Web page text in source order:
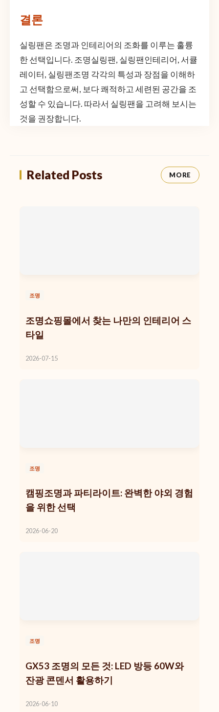
결론
실링팬은 조명과 인테리어의 조화를 이루는 훌륭
한 선택입니다. 조명실링팬, 실링팬인테리어, 서큘
레이터, 실링팬조명 각각의 특성과 장점을 이해하
고 선택함으로써, 보다 쾌적하고 세련된 공간을 조
성할 수 있습니다. 따라서 실링팬을 고려해 보시는
것을 권장합니다.
Related Posts MORE
조명
조명쇼핑몰에서 찾는 나만의 인테리어 스
타일
2026-07-15
조명
캠핑조명과 파티라이트: 완벽한 야외 경험
을 위한 선택
2026-06-20
조명
GX53 조명의 모든 것: LED 방등 60W와
잔광 콘덴서 활용하기
2026-06-10